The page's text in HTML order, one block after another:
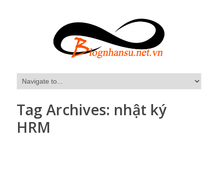
Tag Archives: nhật ký
HRM